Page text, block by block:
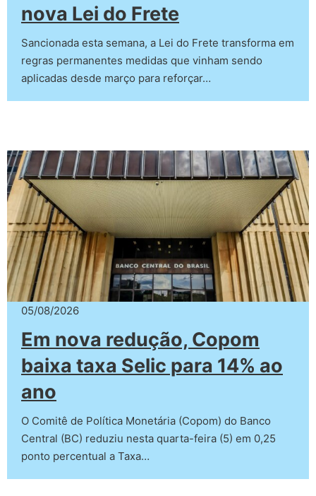
nova Lei do Frete
Sancionada esta semana, a Lei do Frete transforma em
regras permanentes medidas que vinham sendo
aplicadas desde março para reforçar…
05/08/2026
Em nova redução, Copom
baixa taxa Selic para 14% ao
ano
O Comitê de Política Monetária (Copom) do Banco
Central (BC) reduziu nesta quarta-feira (5) em 0,25
ponto percentual a Taxa…